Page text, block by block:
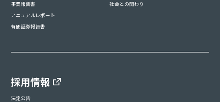
事業報告書
アニュアルレポート
有価証券報告書
社会との関わり
採用情報
法定公告